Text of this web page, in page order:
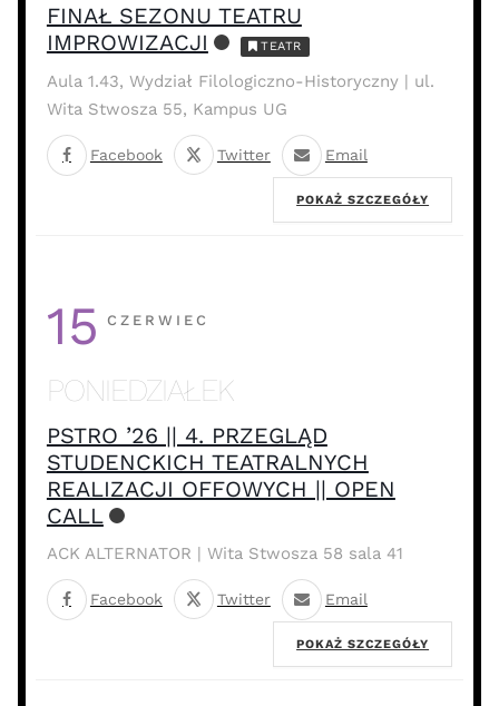
FINAŁ SEZONU TEATRU
IMPROWIZACJI
TEATR
Aula 1.43, Wydział Filologiczno-Historyczny | ul.
Wita Stwosza 55, Kampus UG
Facebook Twitter Email
POKAŻ SZCZEGÓŁY
15 CZERWIEC
PONIEDZIAŁEK
PSTRO ’26 || 4. PRZEGLĄD
STUDENCKICH TEATRALNYCH
REALIZACJI OFFOWYCH || OPEN
CALL
ACK ALTERNATOR | Wita Stwosza 58 sala 41
Facebook Twitter Email
POKAŻ SZCZEGÓŁY